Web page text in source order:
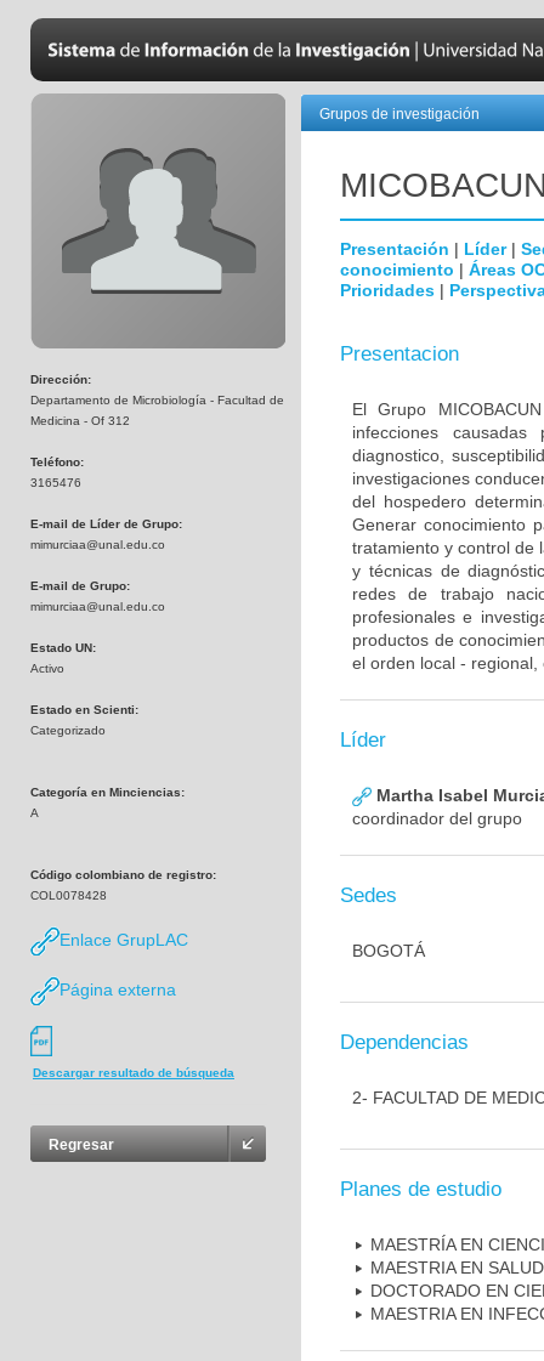
Dirección:
Departamento de Microbiología - Facultad de
Medicina - Of 312
Teléfono:
3165476
E-mail de Líder de Grupo:
mimurciaa@unal.edu.co
E-mail de Grupo:
mimurciaa@unal.edu.co
Estado UN:
Activo
Estado en Scienti:
Categorizado
Categoría en Minciencias:
A
Código colombiano de registro:
COL0078428
Enlace GrupLAC
Página externa
Descargar resultado de búsqueda
Regresar
Grupos de investigación
Presentación | Líder|
conocimiento | Áreas
Prioridades |
Presentacion
El Grupo
infecciones
diagnostico,
investigaciones
del hospedero
Generar conocimiento
tratamiento y control de
y técnicas de
redes de trabajo
profesionales e
productos de
el orden local -
Líder
Martha Isabel
coordinador del grupo
Sedes
BOGOTÁ
Dependencias
2- FACULTAD DE
Planes de estudio
MAESTRÍA EN
MAESTRIA EN
DOCTORADO EN
MAESTRIA EN